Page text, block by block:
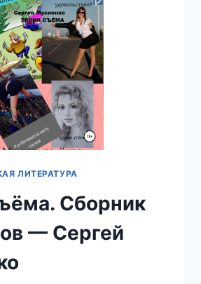
ЛИТЕРАТУРА
Сборник
— Сергей